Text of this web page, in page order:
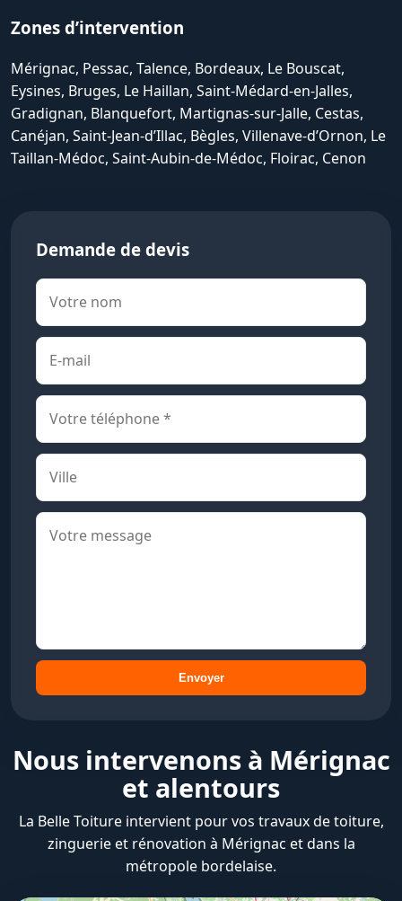
Zones d’intervention
Mérignac, Pessac, Talence, Bordeaux, Le Bouscat,
Eysines, Bruges, Le Haillan, Saint-Médard-en-Jalles,
Gradignan, Blanquefort, Martignas-sur-Jalle, Cestas,
Canéjan, Saint-Jean-d’Illac, Bègles, Villenave-d’Ornon, Le
Taillan-Médoc, Saint-Aubin-de-Médoc, Floirac, Cenon
Demande de devis
Envoyer
Nous intervenons à Mérignac
et alentours
La Belle Toiture intervient pour vos travaux de toiture,
zinguerie et rénovation à Mérignac et dans la
métropole bordelaise.